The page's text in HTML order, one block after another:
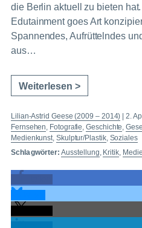
die Berlin aktuell zu bieten
Edutainment goes Art
Spannendes, Aufrüttelndes
aus…
Weiterlesen >
Lilian-Astrid Geese (2009 – 2014) |2.
Fernsehen, Fotografie,Geschichte,
Medienkunst, Skulptur/Plastik, Soziales
Schlagwörter: Ausstellung, Kritik,